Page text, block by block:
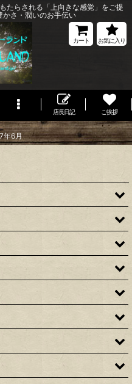
たらされる「上向きな感覚」をご提
・潤いのお手伝い
カート お気に入り
店長日記 ご挨拶
年6月